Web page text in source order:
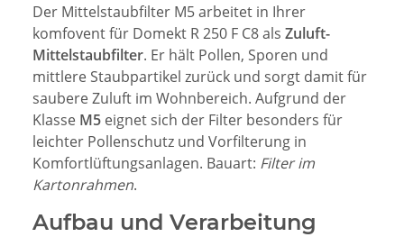
Der Mittelstaubfilter M5 arbeitet in Ihrer
komfovent für Domekt R 250 F C8 als Zuluft-
Mittelstaubfilter. Er hält Pollen, Sporen und
mittlere Staubpartikel zurück und sorgt damit für
saubere Zuluft im Wohnbereich. Aufgrund der
Klasse M5 eignet sich der Filter besonders für
leichter Pollenschutz und Vorfilterung in
Komfortlüftungsanlagen. Bauart: Filter im
Kartonrahmen.
Aufbau und Verarbeitung